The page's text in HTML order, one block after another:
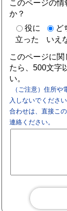
このページの
か？
役に
立った
ど
いえ
このページに
たら、500文字
い。
（ご注意）住所
入しないでくださ
合わせは、直接こ
連絡ください。